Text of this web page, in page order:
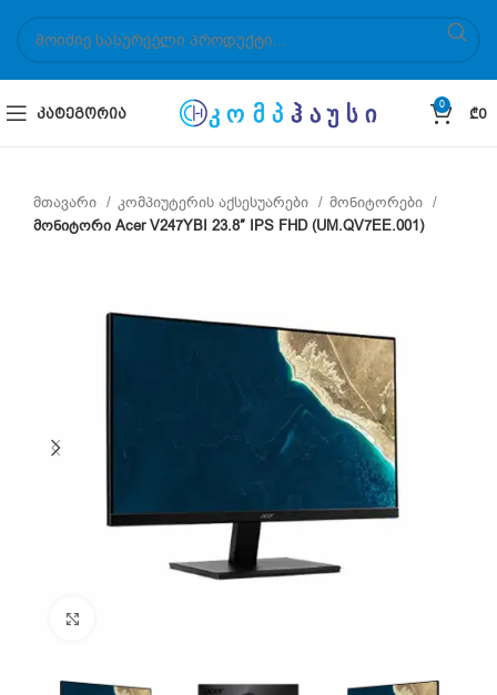
ᲙᲐᲢᲔᲒᲝᲠᲘᲐ
0
₾0
მთავარი კომპიუტერის აქსესუარები
მონიტორები
მონიტორი Acer V247YBI 23.8″ IPS FHD (UM.QV7EE.001)